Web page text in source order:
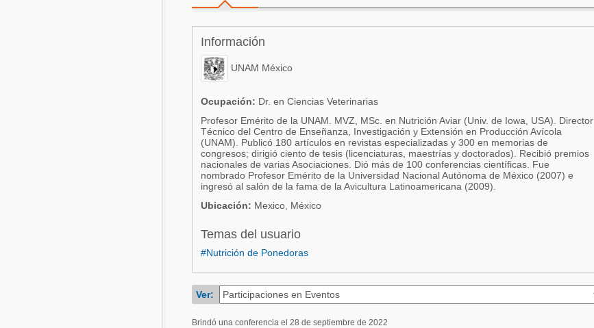
Porcicultura
Comunidades en inglés
Acuacultura
Micotoxinas
Avicultura
Porcicultura
Balanceados - Piensos
Comunidades en portugués
Micotoxinas
Ganadería
Lechería
Información
UNAM México
Ocupación: Dr. en Ciencias Veterinarias
Profesor Emérito de la UNAM. MVZ, MSc. en Nutrición Aviar (Univ. de Iowa, USA). Director
Técnico del Centro de Enseñanza, Investigación y Extensión en Producción Avícola
(UNAM). Publicó 180 artículos en revistas especializadas y 300 en memorias de
congresos; dirigió ciento de tesis (licenciaturas, maestrías y doctorados). Recibió premios
nacionales de varias Asociaciones. Dió más de 100 conferencias científicas. Fue
nombrado Profesor Emérito de la Universidad Nacional Autónoma de México (2007) e
ingresó al salón de la fama de la Avicultura Latinoamericana (2009).
Ubicación: Mexico, México
Temas del usuario
#Nutrición de Ponedoras
Ver:
Brindó una conferencia el 28 de septiembre de 2022